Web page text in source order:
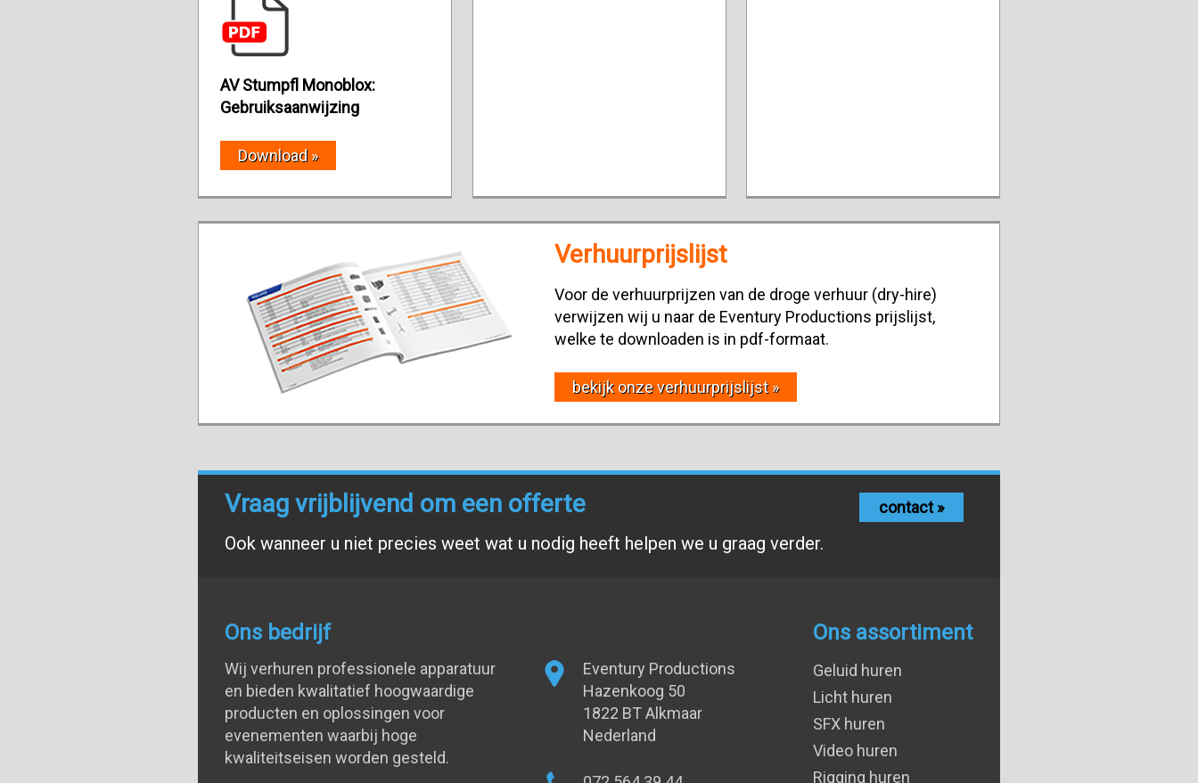
AV Stumpfl Monoblox:
Gebruiksaanwijzing
Download »
Verhuurprijslijst
Voor de verhuurprijzen van de droge verhuur (dry-hire)
verwijzen wij u naar de Eventury Productions prijslijst,
welke te downloaden is in pdf-formaat.
bekijk onze verhuurprijslijst »
Vraag vrijblijvend om een offerte
Ook wanneer u niet precies weet wat u nodig heeft helpen we u graag verder.
contact »
Ons bedrijf
Wij verhuren professionele apparatuur
en bieden kwalitatief hoogwaardige
producten en oplossingen voor
evenementen waarbij hoge
kwaliteitseisen worden gesteld.
Eventury Productions
Hazenkoog 50
1822 BT Alkmaar
Nederland
Ons assortiment
Geluid huren
Licht huren
SFX huren
Video huren
Rigging huren